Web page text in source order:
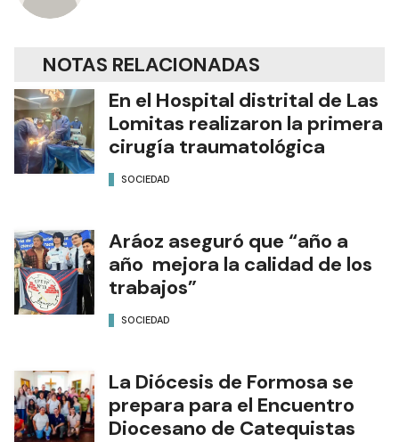
NOTAS RELACIONADAS
En el Hospital distrital de Las
Lomitas realizaron la primera
cirugía traumatológica
SOCIEDAD
Aráoz aseguró que “año a
año mejora la calidad de los
trabajos”
SOCIEDAD
La Diócesis de Formosa se
prepara para el Encuentro
Diocesano de Catequistas